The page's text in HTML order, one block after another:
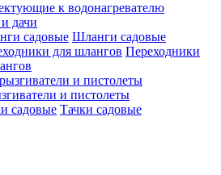
к водонагревателю
дачи
Шланги садовые
Переходники
и пистолеты
Тачки садовые